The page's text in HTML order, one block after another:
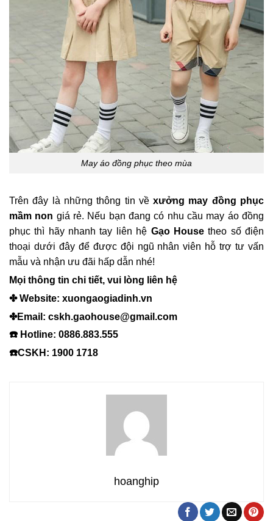
May áo đồng phục theo mùa
Trên đây là những thông tin vềxưởng may đồng phục
mầm non giá rẻ. Nếu bạn đang có nhu cầu may áo đồng
phục thì hãy nhanh tay liên hệ Gạo Housetheo số điện
thoại dưới đây để được đội ngũ nhân viên hỗ trợ tư vấn
mẫu và nhận ưu đãi hấp dẫn nhé!
Mọi thông tin chi tiết, vui lòng liên hệ
✤ Website: xuongaogiadinh.vn
✤Email: cskh.gaohouse@gmail.com
☎️ Hotline: 0886.883.555
☎️CSKH: 1900 1718
hoanghip